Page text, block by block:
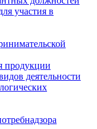
участия в
продукции
деятельности